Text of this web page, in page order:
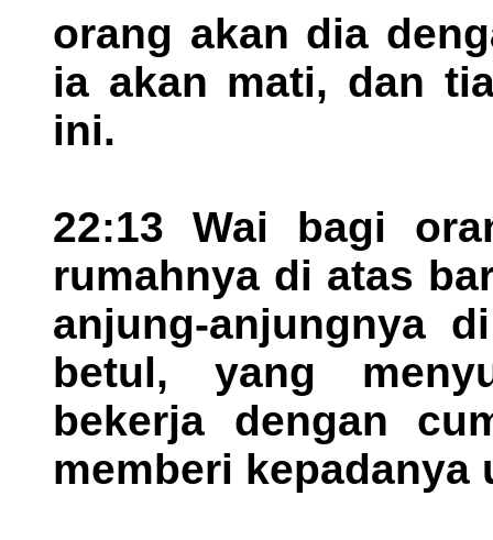
orang akan dia
ia akan mati, dan
ini.
22:13 Wai bagi
rumahnya di atas
anjung-anjungnya
betul, yang
bekerja dengan
memberi kepadanya